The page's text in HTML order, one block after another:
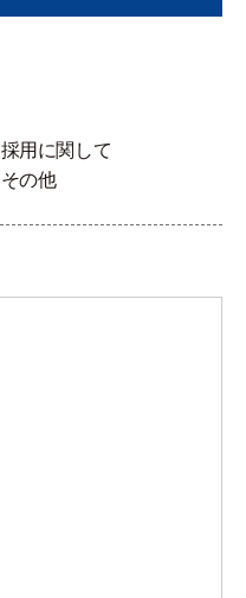
採用に関して
その他